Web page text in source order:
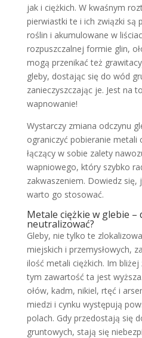
jak i ciężkich. W kwaśnym
pierwiastki te i ich związki są
roślin i akumulowane w
rozpuszczalnej formie glin,
mogą przenikać też
gleby, dostając się do wód
zanieczyszczając je. Jest na
wapnowanie!
Wystarczy zmiana odczynu
ograniczyć pobieranie metali
łączący w sobie zalety
wapniowego, który szybko
zakwaszeniem. Dowiedz się,
warto go stosować.
Metale ciężkie w glebie –
neutralizować?
Gleby, nie tylko te
miejskich i przemysłowych,
ilość metali ciężkich. Im bliżej
tym zawartość ta jest
ołów, kadm, nikiel, rtęć i
miedzi i cynku występują
polach. Gdy przedostają się
gruntowych, stają się